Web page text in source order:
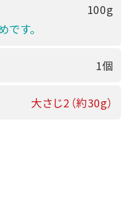
す。
100g
1個
大さじ2（約30g）